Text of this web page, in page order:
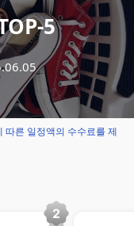
5
따른 일정액의 수수료를 제